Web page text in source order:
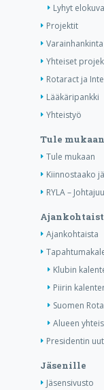
Lyhyt
Projektit
Yhteiset
Rotaract ja
Lääkäripankki
Yhteistyö
Tule mukaan
Tule mukaan
Kiinnostaako
RYLA –
Ajankohtaista
Klubin
Piirin
Suomen
Alueen
Presidentin
Jäsenille
Jäsensivusto